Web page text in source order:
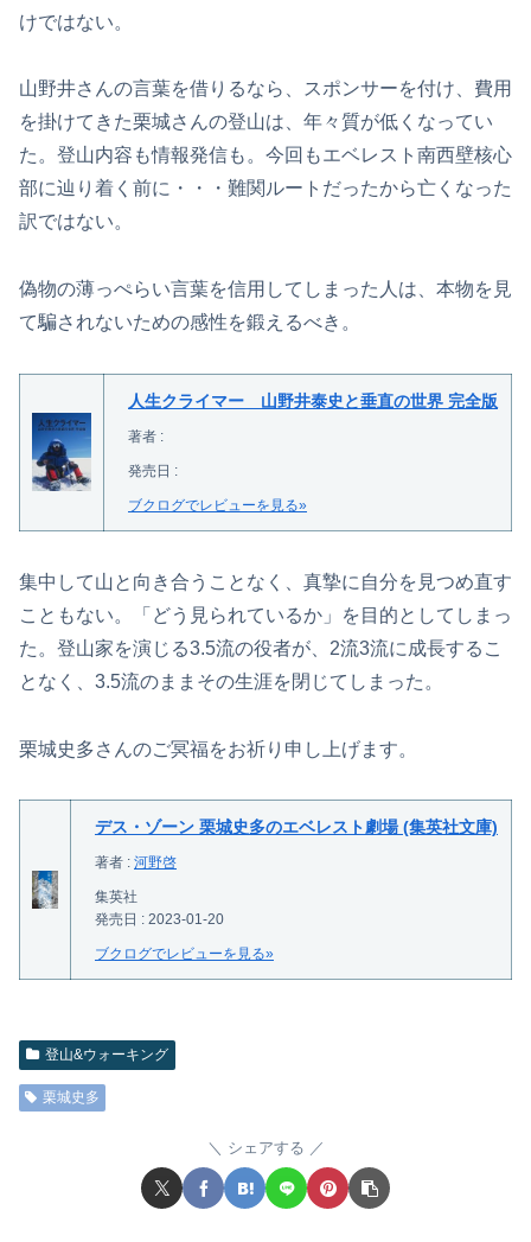
けではない。
山野井さんの言葉を借りるなら、スポンサーを付け、費用
を掛けてきた栗城さんの登山は、年々質が低くなってい
た。登山内容も情報発信も。今回もエベレスト南西壁核心
部に辿り着く前に・・・難関ルートだったから亡くなった
訳ではない。
偽物の薄っぺらい言葉を信用してしまった人は、本物を見
て騙されないための感性を鍛えるべき。
人生クライマー 山野井泰史と垂直の世界 完全版
著者 :
発売日 :
ブクログでレビューを見る»
集中して山と向き合うことなく、真摯に自分を見つめ直す
こともない。「どう見られているか」を目的としてしまっ
た。登山家を演じる3.5流の役者が、2流3流に成長するこ
となく、3.5流のままその生涯を閉じてしまった。
栗城史多さんのご冥福をお祈り申し上げます。
デス・ゾーン 栗城史多のエベレスト劇場 (集英社文庫)
著者 : 河野啓
集英社
発売日 : 2023-01-20
ブクログでレビューを見る»
登山&ウォーキング
栗城史多
シェアする